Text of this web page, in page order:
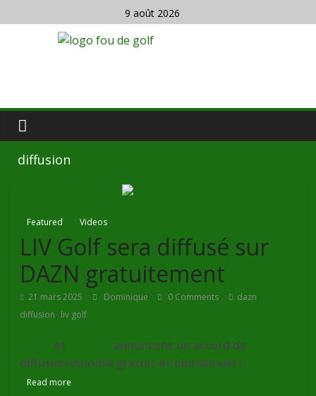
9 août 2026
diffusion
Featured Videos
LIV Golf sera diffusé sur
DAZN gratuitement
21 mars 2025 Dominique 0 Comments dazn,
diffusion, liv golf
et
annoncent un accord de
diffusion mondial gratuit et pluriannuel !
Read more